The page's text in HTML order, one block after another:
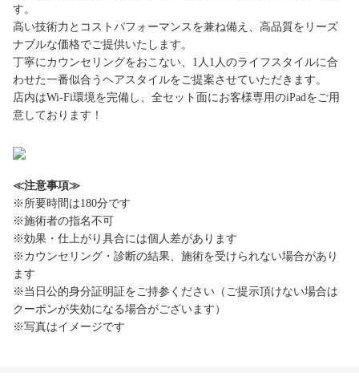
す。
高い技術力とコストパフォーマンスを兼ね備え、高品質をリーズ
ナブルな価格でご提供いたします。
丁寧にカウンセリングをおこない、1人1人のライフスタイルに合
わせた一番似合うヘアスタイルをご提案させていただきます。
店内はWi-Fi環境を完備し、全セット面にお客様専用のiPadをご用
意しております！
≪注意事項≫
※所要時間は180分です
※施術者の指名不可
※効果・仕上がり具合には個人差があります
※カウンセリング・診断の結果、施術を受けられない場合があり
ます
※当日公的身分証明証をご持参ください（ご提示頂けない場合は
クーポンが失効になる場合がございます）
※写真はイメージです